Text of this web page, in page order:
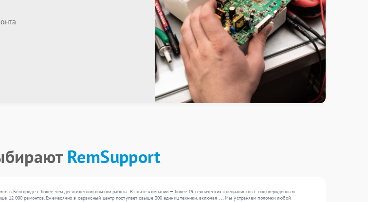
RemSupport
в Белгороде с более чем десятилетним опытом работы. В штате компании — более 19 технических специалистов с подтвержденным
12 000 ремонтов. Ежемесячно в сервисный центр поступает свыше 300 единиц техники, включая , , . Мы устраняем поломки любой